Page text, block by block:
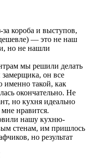
короба и выступов,
— это не наш
но не нашли
мы решили делать
он все
именно такой, как
окончательно. Не
но кухня идеально
нравится.
нашу кухню-
стенам, им пришлось
но результат